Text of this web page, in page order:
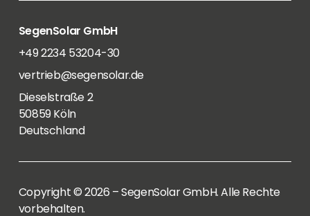
SegenSolar GmbH
+49 2234 53204-30
vertrieb@segensolar.de
Dieselstraße 2
50859 Köln
Deutschland
Copyright © 2026 – SegenSolar GmbH. Alle Rechte
vorbehalten.